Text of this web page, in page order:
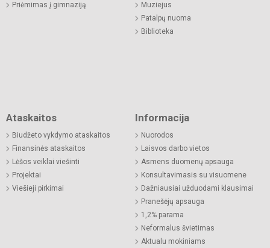
Priėmimas į gimnaziją
Muziejus
Patalpų nuoma
Biblioteka
Ataskaitos
Biudžeto vykdymo ataskaitos
Finansinės ataskaitos
Lėšos veiklai viešinti
Projektai
Viešieji pirkimai
Informacija
Nuorodos
Laisvos darbo vietos
Asmens duomenų apsauga
Konsultavimasis su visuomene
Dažniausiai užduodami klausimai
Pranešėjų apsauga
1,2% parama
Neformalus švietimas
Aktualu mokiniams